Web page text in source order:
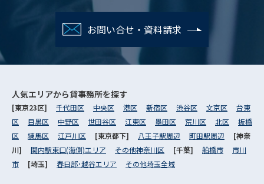
お問い合せ・資料請求
人気エリアから貸事務所を探す
[東京23区] 千代田区 中央区 港区 新宿区 渋谷区 文京区
台東
区
目黒区 中野区 世田谷区 江東区 墨田区 荒川区 北区
板橋
区
練馬区 江戸川区 [東京都下] 八王子駅周辺 町田駅周辺
[神奈
川] 関内駅東口(海側)エリア その他神奈川区 [千葉] 船橋市
市川
市
[埼玉] 春日部･越谷エリア その他埼玉全域